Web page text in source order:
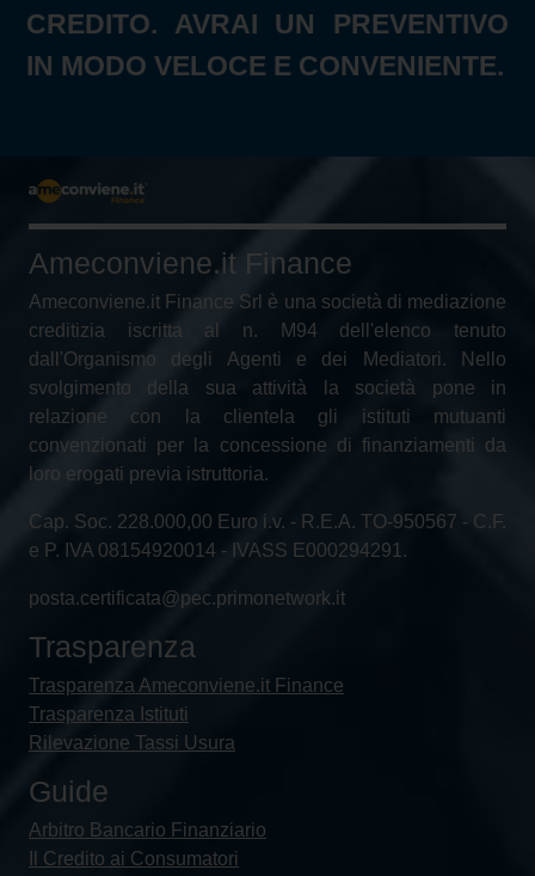
CREDITO. AVRAI UN PREVENTIVO
IN MODO VELOCE E CONVENIENTE.
Ameconviene.it Finance
Ameconviene.it Finance Srl è una società di mediazione
creditizia iscritta al n. M94 dell'elenco tenuto
dall'Organismo degli Agenti e dei Mediatori. Nello
svolgimento della sua attività la società pone in
relazione con la clientela gli istituti mutuanti
convenzionati per la concessione di finanziamenti da
loro erogati previa istruttoria.
Cap. Soc. 228.000,00 Euro i.v. - R.E.A. TO-950567 - C.F.
e P. IVA 08154920014 - IVASS E000294291.
posta.certificata@pec.primonetwork.it
Trasparenza
Trasparenza Ameconviene.it Finance
Trasparenza Istituti
Rilevazione Tassi Usura
Guide
Arbitro Bancario Finanziario
Il Credito ai Consumatori